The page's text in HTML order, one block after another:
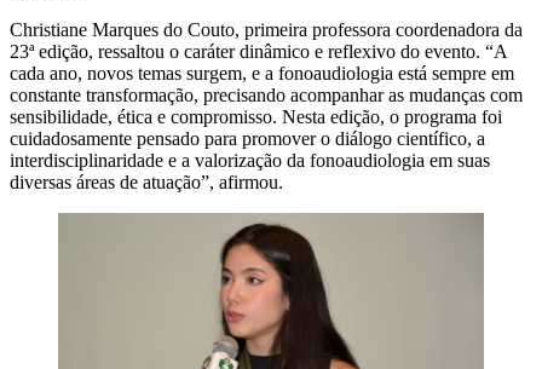
Christiane Marques do Couto, primeira professora coordenadora da
23ª edição, ressaltou o caráter dinâmico e reflexivo do evento. “A
cada ano, novos temas surgem, e a fonoaudiologia está sempre em
constante transformação, precisando acompanhar as mudanças com
sensibilidade, ética e compromisso. Nesta edição, o programa foi
cuidadosamente pensado para promover o diálogo científico, a
interdisciplinaridade e a valorização da fonoaudiologia em suas
diversas áreas de atuação”, afirmou.